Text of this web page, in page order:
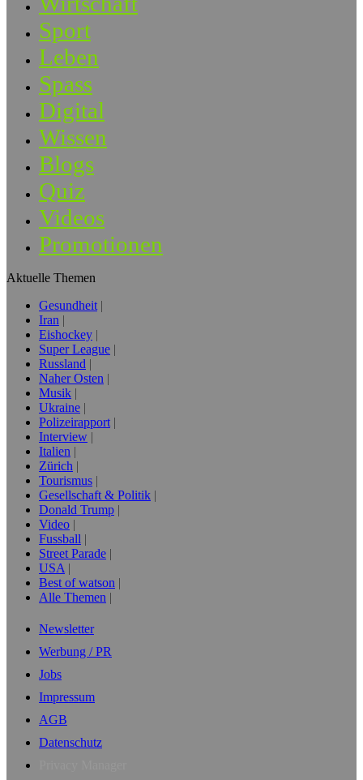
Sport
Leben
Spass
Digital
Wissen
Blogs
Quiz
Videos
Promotionen
Aktuelle Themen
Gesundheit
Iran
Eishockey
Super League
Russland
Naher Osten
Musik
Ukraine
Polizeirapport
Interview
Italien
Zürich
Tourismus
Gesellschaft & Politik
Donald Trump
Video
Fussball
Street Parade
USA
Best of watson
Alle Themen
Newsletter
Werbung / PR
Jobs
Impressum
AGB
Datenschutz